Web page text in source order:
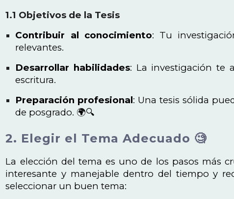
1.1 Objetivos de la Tesis
Contribuir al conocimiento: Tu
relevantes.
Desarrollar habilidades: La investigación te
escritura.
Preparación profesional: Una tesis sólida
de posgrado. 🌍🔍
2. Elegir el Tema Adecuado 🧐
La elección del tema es uno de los pasos más
interesante y manejable dentro del tiempo y
seleccionar un buen tema: